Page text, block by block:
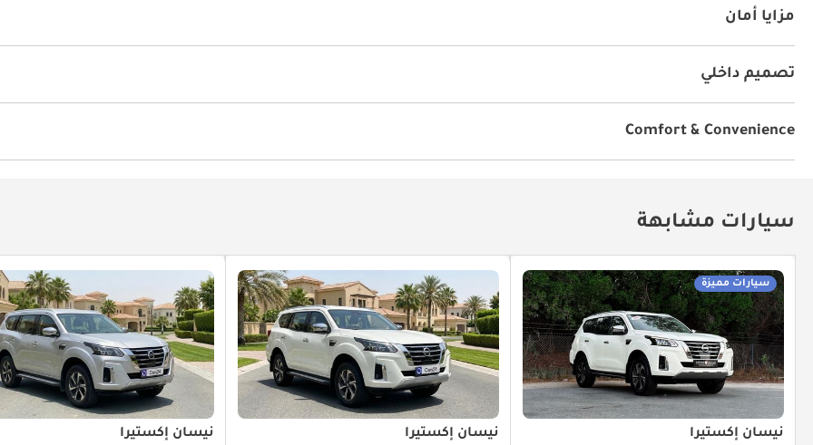
مزايا أمان
تصميم داخلي
Comfort & Convenience
سيارات مشابهة
سيارات مميزة
نيسان إكستيرا
نيسان إكستيرا
نيسان إكستيرا